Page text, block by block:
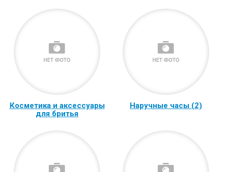
Косметика и аксессуары
для бритья
Наручные часы (2)